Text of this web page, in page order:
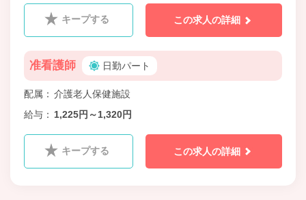
キープする この求人の詳細
准看護師 日勤パート
配属
介護老人保健施設
給与
1,225円～1,320円
キープする この求人の詳細